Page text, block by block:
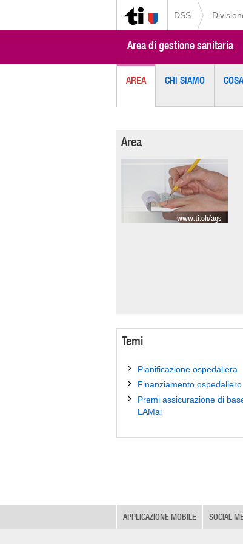
DSS
Area di gestione sanitaria
AREA CHI SIAMO
Area
www.ti.ch/ags
Temi
Pianificazione ospedaliera
Finanziamento ospedaliero
Premi assicurazione di
LAMal
APPLICAZIONE MOBILE SOCIAL